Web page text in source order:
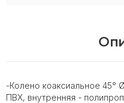
-Колено коаксиальное 45°
ПВХ, внутренняя -